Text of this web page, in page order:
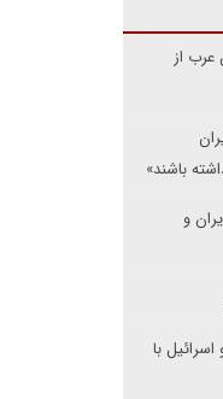
عرب از
باشند»
و
با